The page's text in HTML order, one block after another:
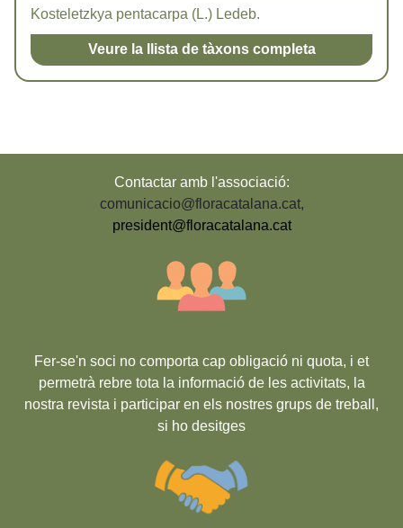
Kosteletzkya pentacarpa (L.) Ledeb.
Veure la llista de tàxons completa
Contactar amb l'associació:
comunicacio@floracatalana.cat,
president@floracatalana.cat
Fer-se'n soci no comporta cap obligació ni quota, i et
permetrà rebre tota la informació de les activitats, la
nostra revista i participar en els nostres grups de treball,
si ho desitges